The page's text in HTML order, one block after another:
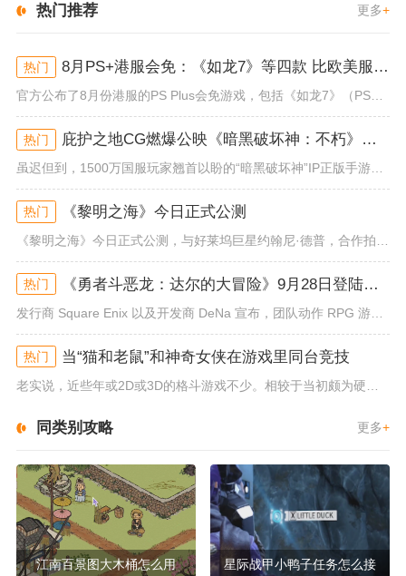
热门推荐 更多+
热门 8月PS+港服会免：《如龙7》等四款 比欧美服多一款
官方公布了8月份港服的PS Plus会免游戏，包括《如龙7》（PS4/PS5）、《小小梦魇》（PS4）、《托尼霍克职业滑...
热门 庇护之地CG燃爆公映《暗黑破坏神：不朽》今日全平台上线
虽迟但到，1500万国服玩家翘首以盼的“暗黑破坏神”IP正版手游《暗黑破坏神：不朽》已于今日全平台上线！动作RPG王者再...
热门 《黎明之海》今日正式公测
热门 《勇者斗恶龙：达尔的大冒险》9月28日登陆苹果谷歌应用商店
发行商 Square Enix 以及开发商 DeNa 宣布，团队动作 RPG 游戏《勇者斗恶龙：达尔的大冒险 魂之绊》将...
热门 当“猫和老鼠”和神奇女侠在游戏里同台竞技
同类别攻略 更多+
江南百景图大木桶怎么用 星际战甲小鸭子任务怎么接